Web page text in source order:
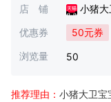
店 铺
小猪
优惠券
50元券
浏览量
50
推荐理由： 小猪大卫宝